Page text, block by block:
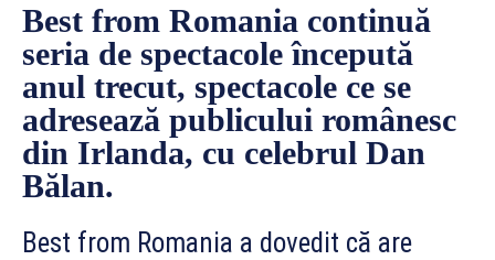
Best from Romania continuă
seria de spectacole începută
anul trecut, spectacole ce se
adresează publicului românesc
din Irlanda, cu celebrul Dan
Bălan.
Best from Romania a dovedit că are